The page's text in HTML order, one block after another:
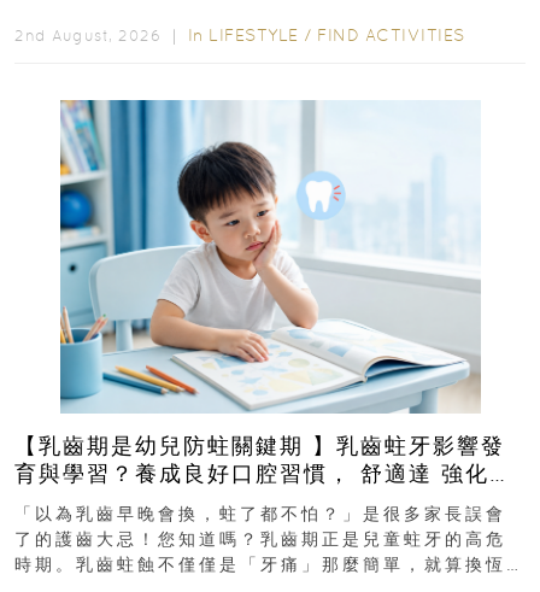
2nd August, 2026 ｜ In LIFESTYLE / FIND ACTIVITIES
【乳齒期是幼兒防蛀關鍵期 】乳齒蛀牙影響發
育與學習？養成良好口腔習慣， 舒適達 強化琺
瑯質 兒童牙膏防護指南
「以為乳齒早晚會換，蛀了都不怕？」是很多家長誤會
了的護齒大忌！您知道嗎？乳齒期正是兒童蛀牙的高危
時期。乳齒蛀蝕不僅僅是「牙痛」那麼簡單，就算換恆